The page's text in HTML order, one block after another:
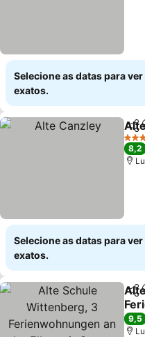
Selecione as datas para
exatos.
4
8,2
Selecione as datas para
exatos.
Ver
9,5